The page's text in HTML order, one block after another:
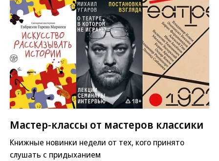
Мастер-классы от мастеров классики
Книжные новинки недели от тех, кого принято
слушать с придыханием